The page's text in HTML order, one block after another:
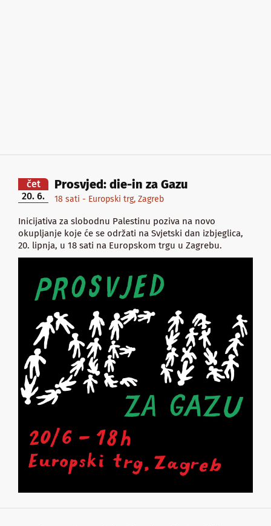
čet
20. 6.
Prosvjed: die-in za Gazu
18 sati - Europski trg, Zagreb
Inicijativa za slobodnu Palestinu poziva na novo
okupljanje koje će se održati na Svjetski dan izbjeglica,
20. lipnja, u 18 sati na Europskom trgu u Zagrebu.